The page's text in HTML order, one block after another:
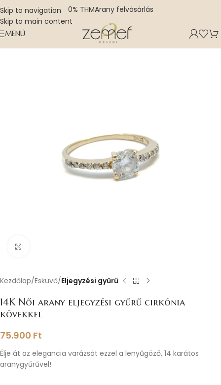
Skip to navigation
Skip to main content
0% THMArany felvásárlás
MENÜ
Kezdőlap Esküvő Eljegyzési gyűrű
14K Női arany eljegyzési gyűrű cirkónia
kövekkel
75.900 Ft
Élje át az elegancia varázsát ezzel a lenyűgöző, 14 karátos
aranygyűrűvel!